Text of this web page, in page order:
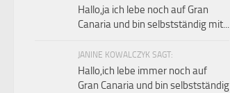
Hallo,ja ich lebe noch auf Gran
Canaria und bin selbstständig mit...
JANINE KOWALCZYK SAGT:
Hallo,ich lebe immer noch auf
Gran Canaria und bin selbstständig